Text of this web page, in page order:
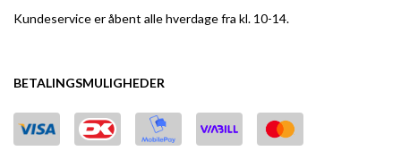
Kundeservice er åbent alle hverdage fra kl. 10-14.
BETALINGSMULIGHEDER